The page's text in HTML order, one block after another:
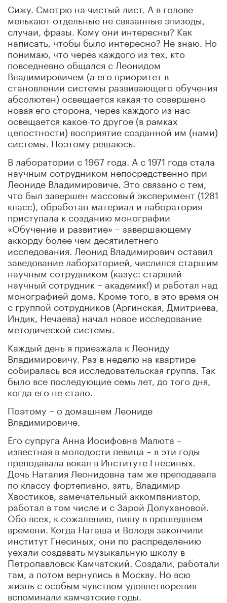
Сижу. Смотрю на чистый лист. А в голове
мелькают отдельные не связанные эпизоды,
случаи, фразы. Кому они интересны? Как
написать, чтобы было интересно? Не знаю. Но
понимаю, что через каждого из тех, кто
повседневно общался с Леонидом
Владимировичем (а его приоритет в
становлении системы развивающего обучения
абсолютен) освещается какая-то совершено
новая его сторона, через каждого из нас
освещается какое-то другое (в рамках
целостности) восприятие созданной им (нами)
системы. Поэтому решаюсь.
В лаборатории с 1967 года. А с 1971 года стала
научным сотрудником непосредственно при
Леониде Владимировиче. Это связано с тем,
что был завершен массовый эксперимент (1281
класс), обработан материал и лаборатория
приступала к созданию монографии
«Обучение и развитие» – завершающему
аккорду более чем десятилетнего
исследования. Леонид Владимирович оставил
заведование лабораторией, числился старшим
научным сотрудником (казус: старший
научный сотрудник – академик!) и работал над
монографией дома. Кроме того, в это время он
с группой сотрудников (Аргинская, Дмитриева,
Индик, Нечаева) начал новое исследование
методической системы.
Каждый день я приезжала к Леониду
Владимировичу. Раз в неделю на квартире
собиралась вся исследовательская группа. Так
было все последующие семь лет, до того дня,
когда его не стало.
Поэтому – о домашнем Леониде
Владимировиче.
Его супруга Анна Иосифовна Малюта –
известная в молодости певица – в эти годы
преподавала вокал в Институте Гнесиных.
Дочь Наталия Леонидовна там же преподавала
по классу фортепиано, зять, Владимир
Хвостиков, замечательный аккомпаниатор,
работал в том числе и с Зарой Долухановой.
Обо всех, к сожалению, пишу в прошедшем
времени. Когда Наташа и Володя закончили
институт Гнесиных, они по распределению
уехали создавать музыкальную школу в
Петропавловск-Камчатский. Создали, работали
там, а потом вернулись в Москву. Но всю
жизнь с особым чувством удовлетворения
вспоминали камчатские годы.